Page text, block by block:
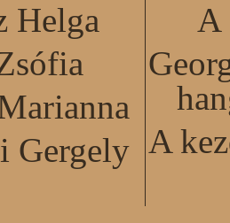
Helga
Gergely
A
A